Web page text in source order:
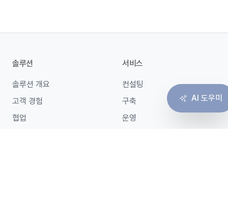
AI 도우미
솔루션
솔루션 개요
고객 경험
협업
서비스
컨설팅
구축
운영